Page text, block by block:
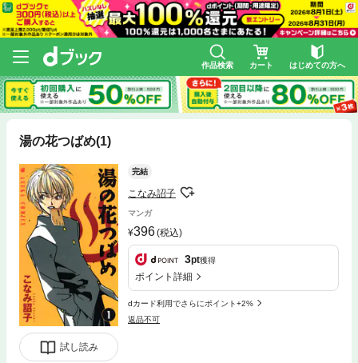
作品検索 カート はじめての方へ
湯の花つばめ(1)
試し読み
完結
こなみ詔子
マンガ
396(税込)
3pt獲得
ポイント詳細
dカード利用でさらにポイント+2%
返品不可